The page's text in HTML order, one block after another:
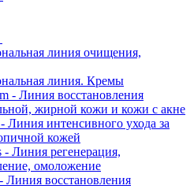
линия очищения,
линия. Кремы
- Линия восстановления
жирной кожи и кожи с акне
Линия интенсивного ухода за
кожей
- Линия регенерация,
омоложение
Линия восстановления